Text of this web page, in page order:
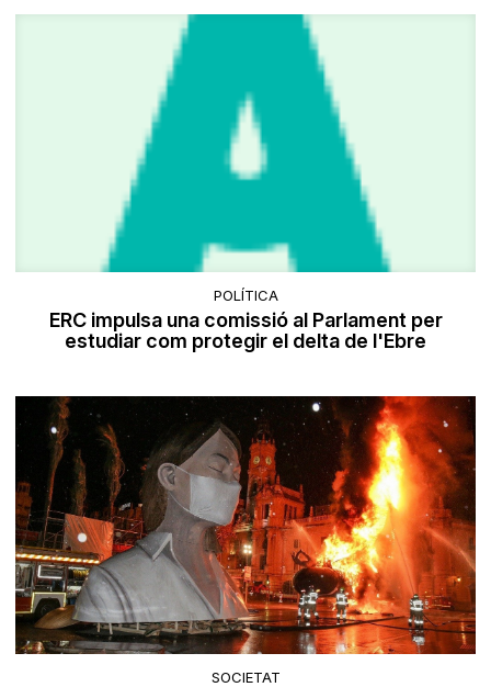
POLÍTICA
ERC impulsa una comissió al Parlament per
estudiar com protegir el delta de l'Ebre
SOCIETAT